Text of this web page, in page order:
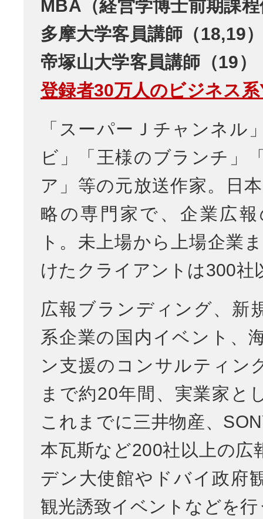
MBA（経営学博士前期課
多摩大学客員講師（18,19
帝塚山大学客員講師（19）
登録者30万人のビジネス
「スーパーＪチャンネル
ビ」「王様のブランチ」
ア」等の元放送作家。日
略の専門家で、企業広
ト。未上場から上場企業
けたクライアントは300社
広報ブランディング、新
系企業の国内イベント、
ン支援のコンサルティン
まで約20年間、実業家と
これまでに三井物産、
本瓦斯など200社以上の広
デン大使館やドバイ政府
観光誘致イベントなどを行